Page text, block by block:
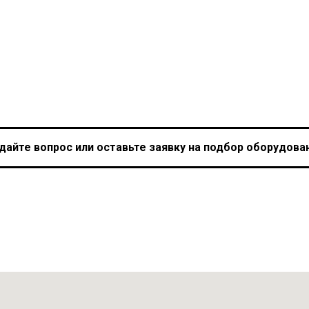
вопрос или оставьте заявку на подбор